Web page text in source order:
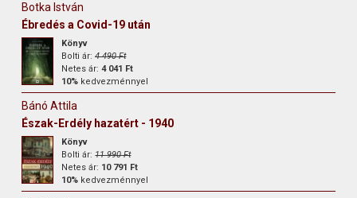
Botka István
Ébredés a Covid-19 után
Könyv
Bolti ár:4 490 Ft
Netes ár:4 041 Ft
10% kedvezménnyel
Bánó Attila
Észak-Erdély hazatért - 1940
Könyv
Bolti ár:11 990 Ft
Netes ár: 10 791 Ft
10% kedvezménnyel